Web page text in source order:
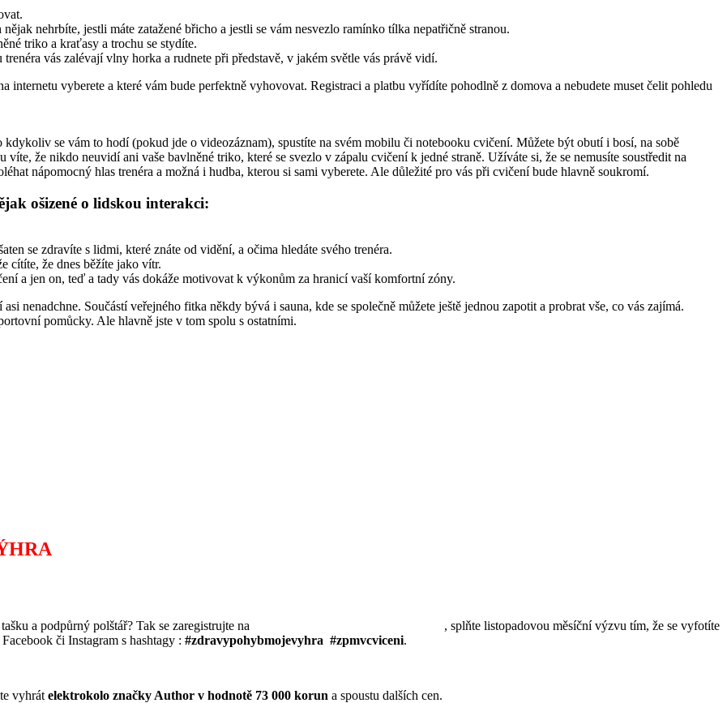
nehrbíte, jestli máte zatažené břicho a jestli se vám nesvezlo ramínko tílka nepatřičně stranou.
triko a kraťasy a trochu se stydíte.
vás zalévají vlny horka a rudnete při představě, v jakém světle vás právě vidí.
internetu vyberete a které vám bude perfektně vyhovovat. Registraci a platbu vyřídíte pohodlně z domova a nebudete muset čelit pohledu
se vám to hodí (pokud jde o videozáznam), spustíte na svém mobilu či notebooku cvičení. Můžete být obutí i bosí, na sobě
že nikdo neuvidí ani vaše bavlněné triko, které se svezlo v zápalu cvičení k jedné straně. Užíváte si, že se nemusíte soustředit na
nápomocný hlas trenéra a možná i hudba, kterou si sami vyberete. Ale důležité pro vás při cvičení bude hlavně soukromí.
ošizené o lidskou interakci:
se zdravíte s lidmi, které znáte od vidění, a očima hledáte svého trenéra.
cítíte, že dnes běžíte jako vítr.
a jen on, teď a tady vás dokáže motivovat k výkonům za hranicí vaší komfortní zóny.
nenadchne. Součástí veřejného fitka někdy bývá i sauna, kde se společně můžete ještě jednou zapotit a probrat vše, co vás zajímá.
pomůcky. Ale hlavně jste v tom spolu s ostatními.
a podpůrný polštář? Tak se zaregistrujte na
, splňte listopadovou měsíční výzvu tím, že se vyfotíte
či Instagram s hashtagy : #zdravypohybmojevyhra #zpmvcviceni.
vyhrát elektrokolo značky Author v hodnotě 73 000 korun a spoustu dalších cen.